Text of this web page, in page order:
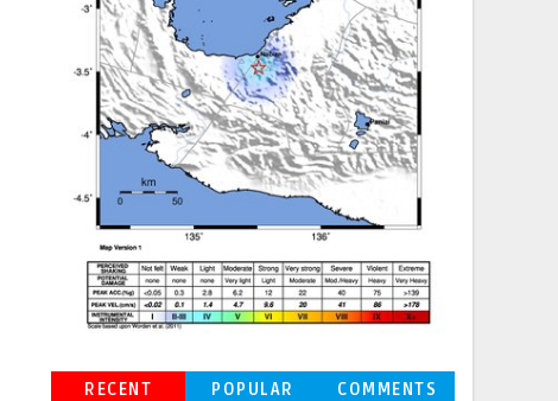
RECENT POPULAR COMMENTS